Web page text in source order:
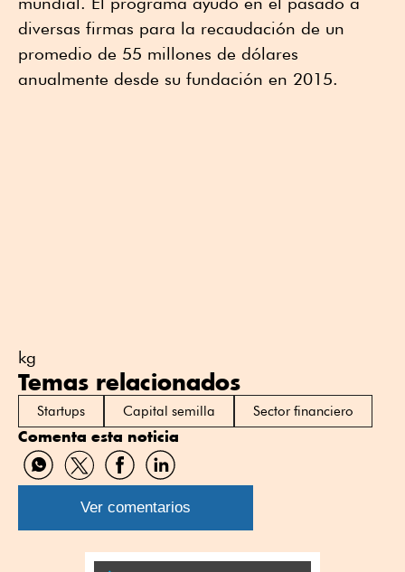
diversas firmas para la recaudación de un
promedio de 55 millones de dólares
anualmente desde su fundación en 2015.
kg
Temas relacionados
Startups Capital semilla Sector financiero
Comenta esta noticia
Compartir
por
WhatsApp
Compartir
por
Twitter
Compartir
por
Facebook
Compartir
por
Linkedin
Ver comentarios